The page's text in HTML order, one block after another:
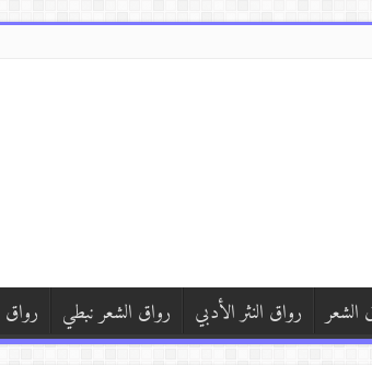
الشعر رواق النثر الأدبي رواق الشعر نبطي رواق